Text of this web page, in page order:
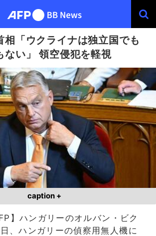
相「ウクライナは独立国でも
ない」 領空侵犯を軽視
caption +
】ハンガリーのオルバン・ビク
、ハンガリーの偵察用無人機に